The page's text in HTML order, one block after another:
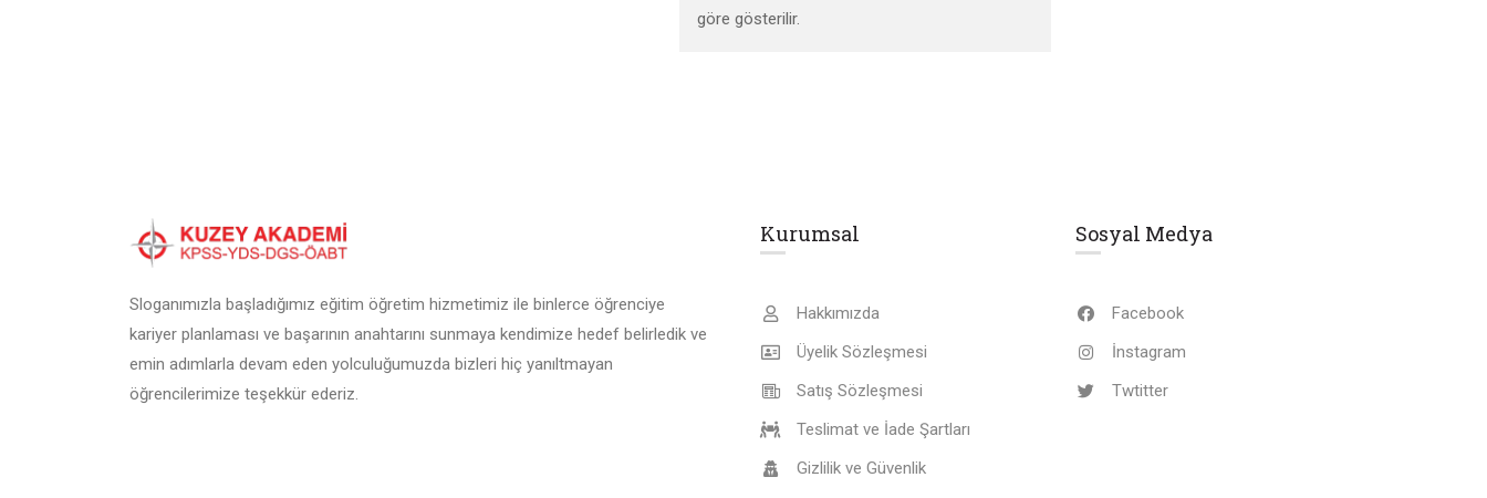
göre gösterilir.
Sloganımızla başladığımız eğitim öğretim hizmetimiz ile binlerce öğrenciye
kariyer planlaması ve başarının anahtarını sunmaya kendimize hedef belirledik ve
emin adımlarla devam eden yolculuğumuzda bizleri hiç yanıltmayan
öğrencilerimize teşekkür ederiz.
Kurumsal
Hakkımızda
Üyelik Sözleşmesi
Satış Sözleşmesi
Teslimat ve İade Şartları
Gizlilik ve Güvenlik
Sosyal Medya
Facebook
İnstagram
Twtitter